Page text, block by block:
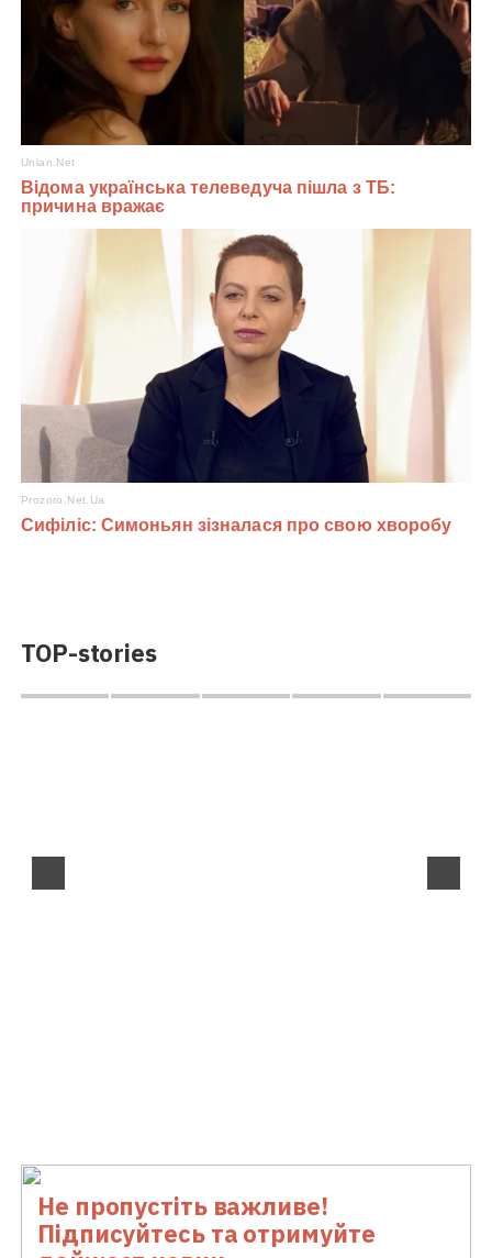
TOP-stories
Не пропустіть важливе!
Підписуйтесь та отримуйте